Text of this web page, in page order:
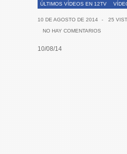
ÚLTIMOS VÍDEOS EN 12TV
10 DE AGOSTO DE 2014 - 25
NO HAY COMENTARIOS
10/08/14